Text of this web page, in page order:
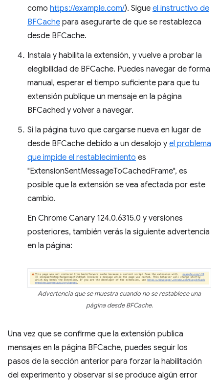
como https://example.com/). Sigue el instructivo de
BFCache para asegurarte de que se restablezca
desde BFCache.
Instala y habilita la extensión, y vuelve a probar la
elegibilidad de BFCache. Puedes navegar de forma
manual, esperar el tiempo suficiente para que tu
extensión publique un mensaje en la página
BFCached y volver a navegar.
Si la página tuvo que cargarse nueva en lugar de
desde BFCache debido a un desalojo y el problema
que impide el restablecimiento es
"ExtensionSentMessageToCachedFrame", es
posible que la extensión se vea afectada por este
cambio.
En Chrome Canary 124.0.6315.0 y versiones
posteriores, también verás la siguiente advertencia
en la página:
Advertencia que se muestra cuando no se restablece una
página desde BFCache.
Una vez que se confirme que la extensión publica
mensajes en la página BFCache, puedes seguir los
pasos de la sección anterior para forzar la habilitación
del experimento y observar si se produce algún error